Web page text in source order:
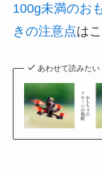
100g未満のお
きの注意点は
あわせて読みたい